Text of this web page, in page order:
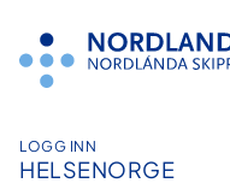
innhold
LOGG INN
HELSENORGE